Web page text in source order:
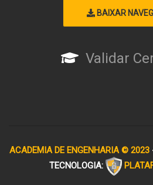
BAIXAR
Validar
ACADEMIA DE ENGENHARIA © 2023
TECNOLOGIA: